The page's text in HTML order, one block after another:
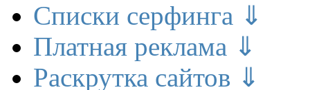
Списки серфинга ⇓
Платная реклама ⇓
Раскрутка сайтов ⇓